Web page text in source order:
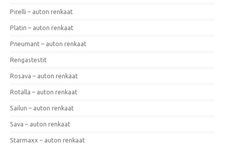
Pirelli – auton renkaat
Platin – auton renkaat
Pneumant – auton renkaat
Rengastestit
Rosava – auton renkaat
Rotalla – auton renkaat
Sailun – auton renkaat
Sava – auton renkaat
Starmaxx – auton renkaat